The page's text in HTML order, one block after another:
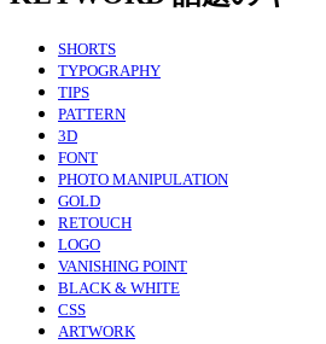
SHORTS
TYPOGRAPHY
TIPS
PATTERN
3D
FONT
PHOTO MANIPULATION
GOLD
RETOUCH
LOGO
VANISHING POINT
BLACK & WHITE
CSS
ARTWORK